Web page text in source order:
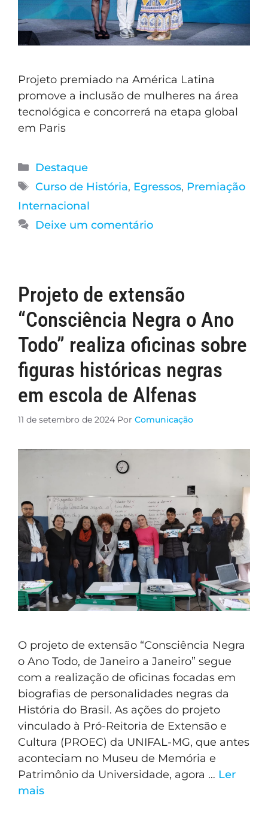
Projeto premiado na América Latina
promove a inclusão de mulheres na área
tecnológica e concorrerá na etapa global
em Paris
Destaque
Curso de História, Egressos, Premiação
Internacional
Deixe um comentário
Projeto de extensão
“Consciência Negra o Ano
Todo” realiza oficinas sobre
figuras históricas negras
em escola de Alfenas
11 de setembro de 2024 Por Comunicação
O projeto de extensão “Consciência Negra
o Ano Todo, de Janeiro a Janeiro” segue
com a realização de oficinas focadas em
biografias de personalidades negras da
História do Brasil. As ações do projeto
vinculado à Pró-Reitoria de Extensão e
Cultura (PROEC) da UNIFAL-MG, que antes
aconteciam no Museu de Memória e
Patrimônio da Universidade, agora … Ler
mais